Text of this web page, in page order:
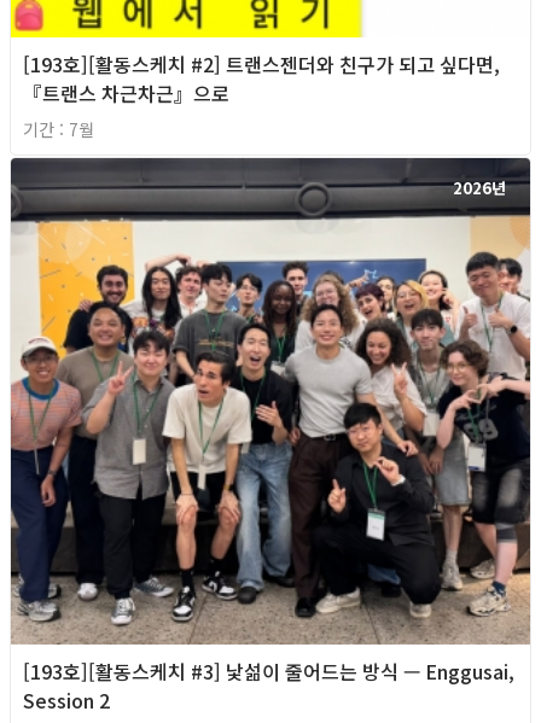
[193호][활동스케치 #2] 트랜스젠더와 친구가 되고 싶다면,
『트랜스 차근차근』으로
기간 : 7월
2026년
[193호][활동스케치 #3] 낯섦이 줄어드는 방식 — Enggusai,
Session 2